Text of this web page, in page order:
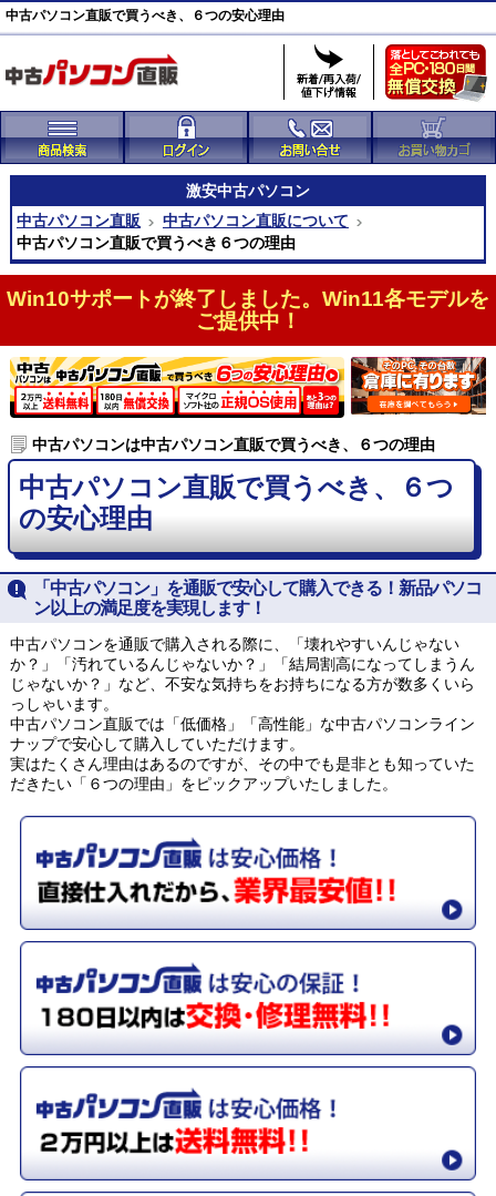
中古パソコン直販で買うべき、６つの安心理由
激安中古パソコン
中古パソコン直販
中古パソコン直販について
中古パソコン直販で買うべき６つの理由
Win10サポートが終了しました。Win11各モデルを
ご提供中！
中古パソコンは中古パソコン直販で買うべき、６つの理由
中古パソコン直販で買うべき、６つ
の安心理由
「中古パソコン」を通販で安心して購入できる！新品パソコ
ン以上の満足度を実現します！
中古パソコンを通販で購入される際に、「壊れやすいんじゃない
か？」「汚れているんじゃないか？」「結局割高になってしまうん
じゃないか？」など、不安な気持ちをお持ちになる方が数多くいら
っしゃいます。
中古パソコン直販では「低価格」「高性能」な中古パソコンライン
ナップで安心して購入していただけます。
実はたくさん理由はあるのですが、その中でも是非とも知っていた
だきたい「６つの理由」をピックアップいたしました。